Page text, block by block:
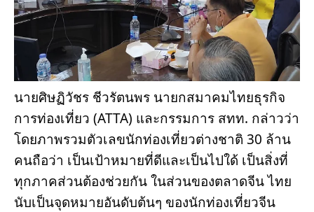
นายศิษฏิวัชร ชีวรัตนพร นายกสมาคมไทยธุรกิจ
การท่องเที่ยว (ATTA) และกรรมการ สทท. กล่าวว่า
โดยภาพรวมตัวเลขนักท่องเที่ยวต่างชาติ 30 ล้าน
คนถือว่า เป็นเป้าหมายที่ดีและเป็นไปใด้ เป็นสิ่งที่
ทุกภาคส่วนต้องช่วยกัน ในส่วนของตลาดจีน ไทย
นับเป็นจุดหมายอันดับต้นๆ ของนักท่องเที่ยวจีน